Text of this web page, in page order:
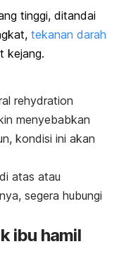
tinggi, ditandai
tekanan darah
kejang.
rehydration
menyebabkan
kondisi ini akan
atas atau
segera hubungi
ibu hamil